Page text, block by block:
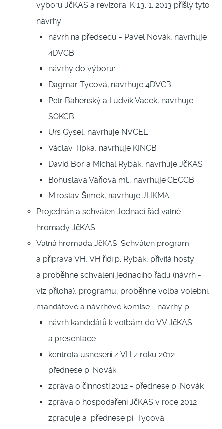
výboru JčKAS a revizora. K 13. 1. 2013 přišly tyto
návrhy:
návrh na předsedu - Pavel Novák, navrhuje
4DVCB
návrhy do výboru:
Dagmar Tycová, navrhuje 4DVCB
Petr Bahenský a Ludvík Vacek, navrhuje
SOKCB
Urs Gysel, navrhuje NVCEL
Václav Tipka, navrhuje KINCB
David Bor a Michal Rybák, navrhuje JčKAS
Bohuslava Váňová ml., navrhuje CECCB
Miroslav Šimek, navrhuje JHKMA
Projednán a schválen Jednací řád valné
hromady JčKAS.
Valná hromada JčKAS: Schválen program
a příprava VH, VH řídí p. Rybák, přivítá hosty
a proběhne schválení jednacího řádu (návrh -
viz příloha), programu, proběhne volba volební,
mandátové a návrhové komise - návrhy p. ...
návrh kandidátů k volbám do VV JčKAS
a presentace
kontrola usnesení z VH z roku 2012 -
přednese p. Novák
zpráva o činnosti 2012 - přednese p. Novák
zpráva o hospodaření JčKAS v roce 2012
zpracuje a přednese pí. Tycová